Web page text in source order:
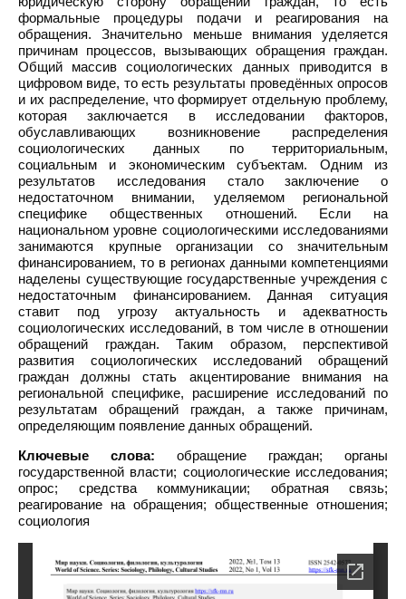
формальные процедуры подачи и реагирования на
обращения. Значительно меньше внимания уделяется
причинам процессов, вызывающих обращения граждан.
Общий массив социологических данных приводится в
цифровом виде, то есть результаты проведённых опросов
и их распределение, что формирует отдельную проблему,
которая заключается в исследовании факторов,
обуславливающих возникновение распределения
социологических данных по территориальным,
социальным и экономическим субъектам. Одним из
результатов исследования стало заключение о
недостаточном внимании, уделяемом региональной
специфике общественных отношений. Если на
национальном уровне социологическими исследованиями
занимаются крупные организации со значительным
финансированием, то в регионах данными компетенциями
наделены существующие государственные учреждения с
недостаточным финансированием. Данная ситуация
ставит под угрозу актуальность и адекватность
социологических исследований, в том числе в отношении
обращений граждан. Таким образом, перспективой
развития социологических исследований обращений
граждан должны стать акцентирование внимания на
региональной специфике, расширение исследований по
результатам обращений граждан, а также причинам,
определяющим появление данных обращений.
Ключевые слова: обращение граждан; органы
государственной власти; социологические исследования;
опрос; средства коммуникации; обратная связь;
реагирование на обращения; общественные отношения;
социология